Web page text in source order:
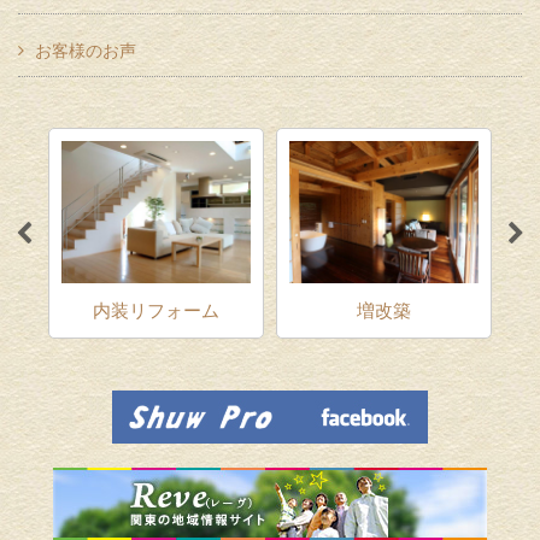
お客様のお声
内装リフォーム 増改築